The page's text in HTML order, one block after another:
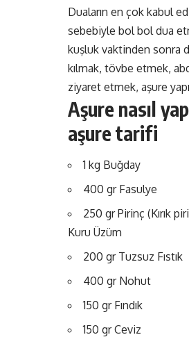
Duaların en çok kabul
sebebiyle bol bol dua
kuşluk vaktinden sonra
kılmak, tövbe etmek,
ziyaret etmek, aşure
Aşure nasıl
aşure tarifi
1 kg Buğday
400 gr Fasulye
250 gr Pirinç (Kırık
Kuru Üzüm
200 gr Tuzsuz Fıstık
400 gr Nohut
150 gr Fındık
150 gr Ceviz